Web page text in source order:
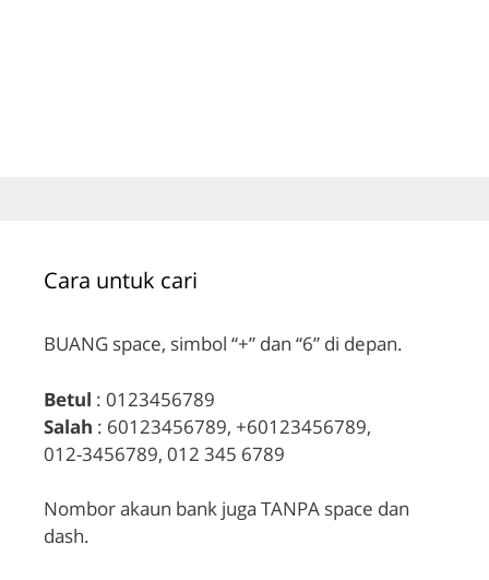
Cara untuk cari
BUANG space, simbol “+” dan “6” di depan.
Betul : 0123456789
Salah : 60123456789, +60123456789,
012-3456789, 012 345 6789
Nombor akaun bank juga TANPA space dan
dash.